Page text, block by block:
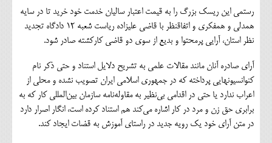
رستمی این ریسک بزرگ را به قیمت اعتبار سالیان خدمت خود خرید تا در سایه
همدلی و همفکری و اتفاق‎نظر با قاضی علیزاده ریاست شعبه 12 دادگاه تجدید
نظر استان، آرایی پرمحتوا و بدیع از سوی دو قاضی کارکشته صادر شود.
آرای صادره آنان مانند مقالات علمی به تشریح دلایل استناد و حتی ذکر نام
کنوانسیون‎هایی پرداخته که در جمهوری اسلامی ایران تصویب نشده و محلی از
اعراب ندارد یا حتی در اقدامی بی‌نظیر به مقاوله‌نامه سازمان بین‌المللی کار که به
برابری حق زن و مرد در کار اشاره می‌کند هم استناد کرده است، انگار اصرار دارد
در متن آرای خود یک رویه‌ جدید در راستای آموزش به قضات ایجاد کند.